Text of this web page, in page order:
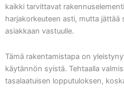
kaikki tarvittavat
harjakorkeuteen asti, mutta jättää
asiakkaan vastuulle.
Tämä rakentamistapa on
käytännön syistä. Tehtaalla
tasalaatuisen lopputuloksen,